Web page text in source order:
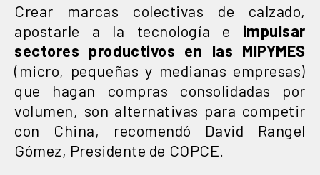
Crear marcas colectivas de calzado,
apostarle a la tecnología e impulsar
sectores productivos en las MIPYMES
(micro, pequeñas y medianas empresas)
que hagan compras consolidadas por
volumen, son alternativas para competir
con China, recomendó David Rangel
Gómez, Presidente de COPCE.